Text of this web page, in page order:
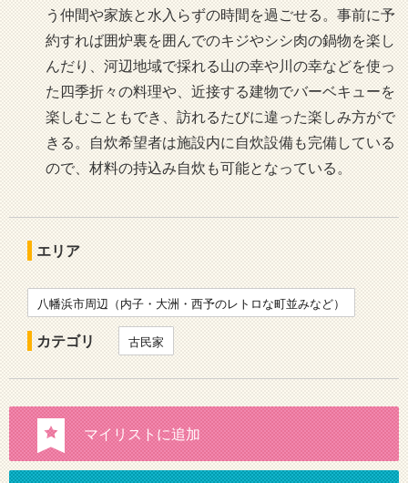
う仲間や家族と水入らずの時間を過ごせる。事前に予
約すれば囲炉裏を囲んでのキジやシシ肉の鍋物を楽し
んだり、河辺地域で採れる山の幸や川の幸などを使っ
た四季折々の料理や、近接する建物でバーベキューを
楽しむこともでき、訪れるたびに違った楽しみ方がで
きる。自炊希望者は施設内に自炊設備も完備している
ので、材料の持込み自炊も可能となっている。
エリア
八幡浜市周辺（内子・大洲・西予のレトロな町並みなど）
カテゴリ 古民家